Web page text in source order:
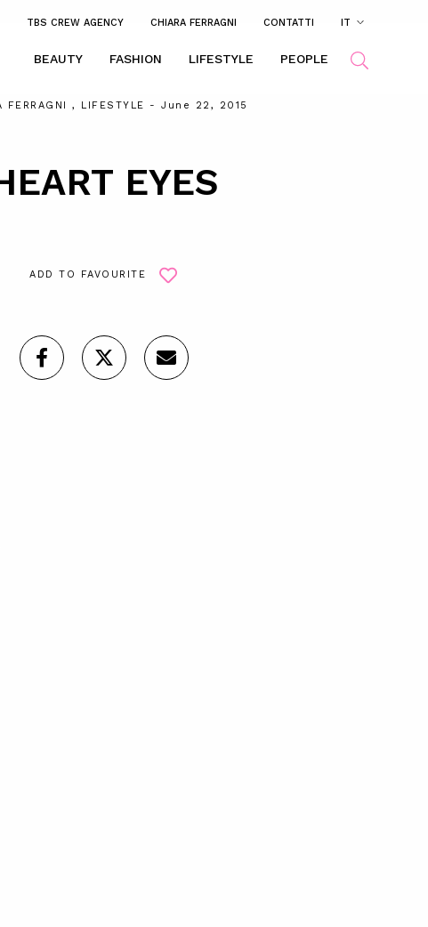
TBS CREW AGENCY CHIARA FERRAGNI CONTATTI IT
BEAUTY FASHION LIFESTYLE PEOPLE
FERRAGNI , LIFESTYLE - June 22, 2015
EYES
ADD TO FAVOURITE